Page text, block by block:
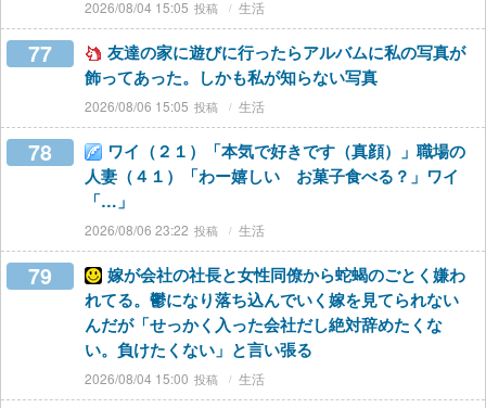
2026/08/04 15:05 生活
77
友達の家に遊びに行ったらアルバムに私の写真が
飾ってあった。しかも私が知らない写真
2026/08/06 15:05 生活
78
ワイ（２１）「本気で好きです（真顔）」職場の
人妻（４１）「わー嬉しい お菓子食べる？」ワイ
「…」
2026/08/06 23:22 生活
79
嫁が会社の社長と女性同僚から蛇蝎のごとく嫌わ
れてる。鬱になり落ち込んでいく嫁を見てられない
んだが「せっかく入った会社だし絶対辞めたくな
い。負けたくない」と言い張る
2026/08/04 15:00 生活